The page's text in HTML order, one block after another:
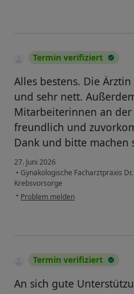
Termin verifiziert
Alles bestens. Die
und sehr nett.
Mitarbeiterinnen an
freundlich und
Dank und bitte machen
27. Juni 2026
• Gynäkologische Facharztpraxis
Krebsvorsorge
• Problem melden
Termin verifiziert
An sich gute